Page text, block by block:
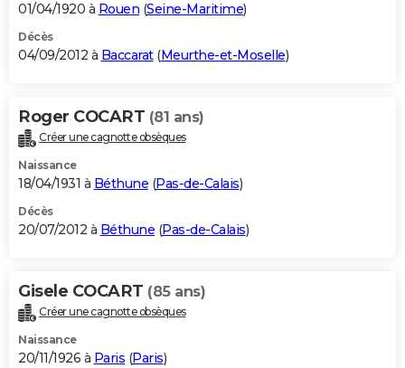
01/04/1920 à Rouen (Seine-Maritime)
Décès
04/09/2012 à Baccarat(Meurthe-et-Moselle)
Roger COCART (81 ans)
Créer une cagnotte obsèques
Naissance
18/04/1931 à Béthune (Pas-de-Calais)
Décès
20/07/2012 à Béthune (Pas-de-Calais)
Gisele COCART (85 ans)
Créer une cagnotte obsèques
Naissance
20/11/1926 à Paris (Paris)